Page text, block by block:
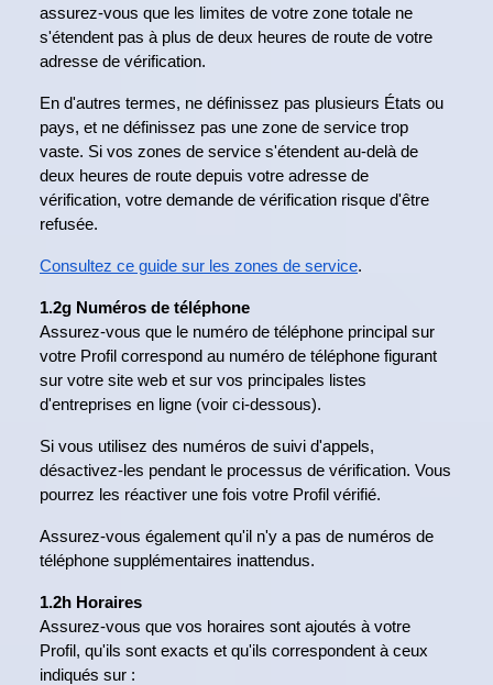
assurez-vous que les limites de votre zone totale ne
s'étendent pas à plus de deux heures de route de votre
adresse de vérification.
En d'autres termes, ne définissez pas plusieurs États ou
pays, et ne définissez pas une zone de service trop
vaste. Si vos zones de service s'étendent au-delà de
deux heures de route depuis votre adresse de
vérification, votre demande de vérification risque d'être
refusée.
Consultez ce guide sur les zones de service.
1.2g Numéros de téléphone
Assurez-vous que le numéro de téléphone principal sur
votre Profil correspond au numéro de téléphone figurant
sur votre site web et sur vos principales listes
d'entreprises en ligne (voir ci-dessous).
Si vous utilisez des numéros de suivi d'appels,
désactivez-les pendant le processus de vérification. Vous
pourrez les réactiver une fois votre Profil vérifié.
Assurez-vous également qu'il n'y a pas de numéros de
téléphone supplémentaires inattendus.
1.2h Horaires
Assurez-vous que vos horaires sont ajoutés à votre
Profil, qu'ils sont exacts et qu'ils correspondent à ceux
indiqués sur :